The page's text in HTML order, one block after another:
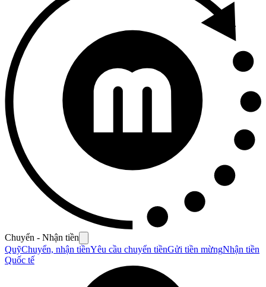
Chuyển - Nhận tiền
QuỹChuyển, nhận tiềnYêu cầu chuyển tiềnGửi tiền mừngNhận tiền
Quốc tế